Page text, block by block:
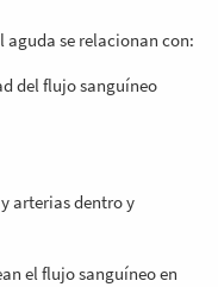
aguda se relacionan con:
del flujo sanguíneo
arterias dentro y
el flujo sanguíneo en